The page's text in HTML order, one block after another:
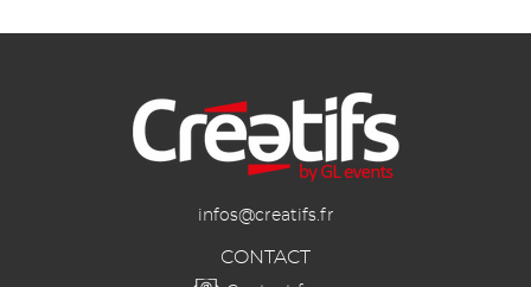
infos@creatifs.fr
CONTACT